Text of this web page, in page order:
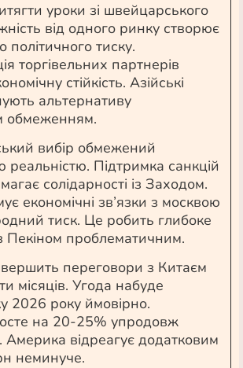
уроки зі швейцарського
від одного ринку створює
політичного тиску.
торгівельних партнерів
стійкість. Азійські
альтернативу
обмеженням.
вибір обмежений
реальністю. Підтримка санкцій
солідарності із Заходом.
економічні зв’язки з москвою
тиск. Це робить глибоке
Пекіном проблематичним.
переговори з Китаєм
місяців. Угода набуде
2026 року ймовірно.
на 20-25% упродовж
Америка відреагує додатковим
неминуче.